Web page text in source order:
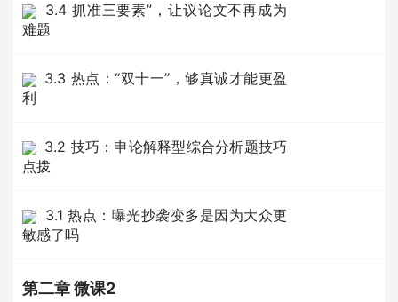
3.4 抓准三要素”，让议论文不再成为
难题
3.3 热点：“双十一”，够真诚才能更盈
利
3.2 技巧：申论解释型综合分析题技巧
点拨
3.1 热点：曝光抄袭变多是因为大众更
敏感了吗
第二章 微课2